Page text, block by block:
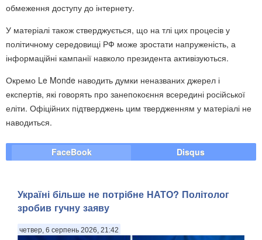
обмеження доступу до інтернету.
У матеріалі також стверджується, що на тлі цих процесів у
політичному середовищі РФ може зростати напруженість, а
інформаційні кампанії навколо президента активізуються.
Окремо Le Monde наводить думки неназваних джерел і
експертів, які говорять про занепокоєння всередині російської
еліти. Офіційних підтверджень цим твердженням у матеріалі не
наводиться.
FaceBook Disqus
Україні більше не потрібне НАТО? Політолог
зробив гучну заяву
четвер, 6 серпень 2026, 21:42